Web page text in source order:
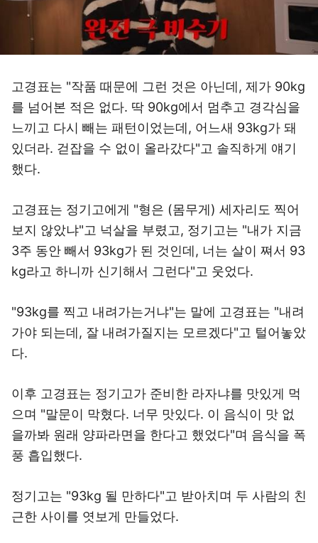
고경표는 "작품 때문에 그런 것은 아닌데, 제가 90kg
를 넘어본 적은 없다. 딱 90kg에서 멈추고 경각심을
느끼고 다시 빼는 패턴이었는데, 어느새 93kg가 돼
있더라. 걷잡을 수 없이 올라갔다"고 솔직하게 얘기
했다.
고경표는 정기고에게 "형은 (몸무게) 세자리도 찍어
보지 않았냐"고 넉살을 부렸고, 정기고는 "내가 지금
3주 동안 빼서 93kg가 된 것인데, 너는 살이 쪄서 93
kg라고 하니까 신기해서 그런다"고 웃었다.
"93kg를 찍고 내려가는거냐"는 말에 고경표는 "내려
가야 되는데, 잘 내려가질지는 모르겠다"고 털어놓았
다.
이후 고경표는 정기고가 준비한 라자냐를 맛있게 먹
으며 "말문이 막혔다. 너무 맛있다. 이 음식이 맛 없
을까봐 원래 양파라면을 한다고 했었다"며 음식을 폭
풍 흡입했다.
정기고는 "93kg 될 만하다"고 받아치며 두 사람의 친
근한 사이를 엿보게 만들었다.